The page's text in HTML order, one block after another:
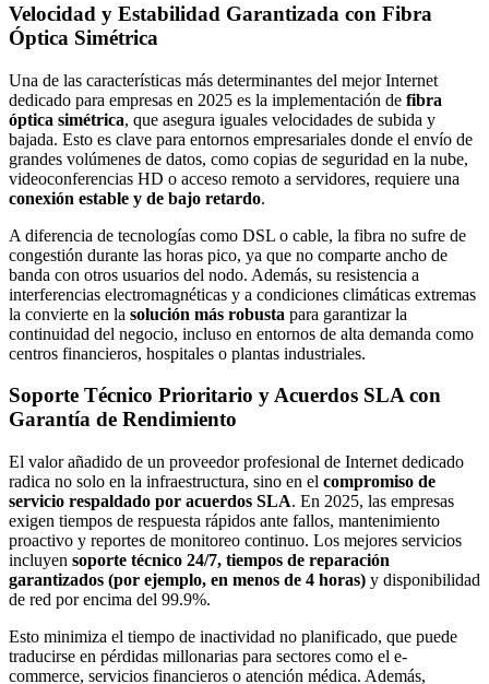
Velocidad y Estabilidad Garantizada con Fibra
Óptica Simétrica
Una de las características más determinantes del mejor Internet
dedicado para empresas en 2025 es la implementación de fibra
óptica simétrica, que asegura iguales velocidades de subida y
bajada. Esto es clave para entornos empresariales donde el envío de
grandes volúmenes de datos, como copias de seguridad en la nube,
videoconferencias HD o acceso remoto a servidores, requiere una
conexión estable y de bajo retardo.
A diferencia de tecnologías como DSL o cable, la fibra no sufre de
congestión durante las horas pico, ya que no comparte ancho de
banda con otros usuarios del nodo. Además, su resistencia a
interferencias electromagnéticas y a condiciones climáticas extremas
la convierte en la solución más robusta para garantizar la
continuidad del negocio, incluso en entornos de alta demanda como
centros financieros, hospitales o plantas industriales.
Soporte Técnico Prioritario y Acuerdos SLA con
Garantía de Rendimiento
El valor añadido de un proveedor profesional de Internet dedicado
radica no solo en la infraestructura, sino en el compromiso de
servicio respaldado por acuerdos SLA. En 2025, las empresas
exigen tiempos de respuesta rápidos ante fallos, mantenimiento
proactivo y reportes de monitoreo continuo. Los mejores servicios
incluyen soporte técnico 24/7, tiempos de reparación
garantizados (por ejemplo, en menos de 4 horas) y disponibilidad
de red por encima del 99.9%.
Esto minimiza el tiempo de inactividad no planificado, que puede
traducirse en pérdidas millonarias para sectores como el e-
commerce, servicios financieros o atención médica. Además,